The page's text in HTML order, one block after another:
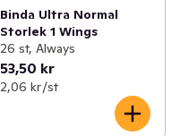
Binda Ultra Normal
Storlek 1 Wings
26 st, Always
53,50 kr
2,06 kr /st